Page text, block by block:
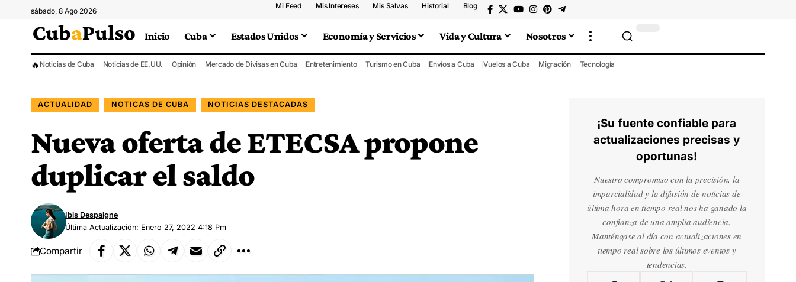
sábado, 8 Ago 2026
Mi Feed Mis Intereses Mis Salvas Historial Blog
Inicio Cuba Estados Unidos Economía y Servicios Vida y Cultura Nosotros
🔥 Noticias de Cuba Noticias de EE.UU. Opinión Mercado de Divisas en Cuba Entretenimiento Turismo en Cuba Envíos a Cuba Vuelos a Cuba Migración Tecnología
ACTUALIDAD NOTICAS DE CUBA NOTICIAS DESTACADAS
Nueva oferta de ETECSA propone
duplicar el saldo
Última Actualización: Enero 27, 2022 4:18 Pm
Ibis Despaigne
Compartir
¡Su fuente confiable para
actualizaciones precisas y
oportunas!
Nuestro compromiso con la precisión, la
imparcialidad y la difusión de noticias de
última hora en tiempo real nos ha ganado la
confianza de una amplia audiencia.
Manténgase al día con actualizaciones en
tiempo real sobre los últimos eventos y
tendencias.